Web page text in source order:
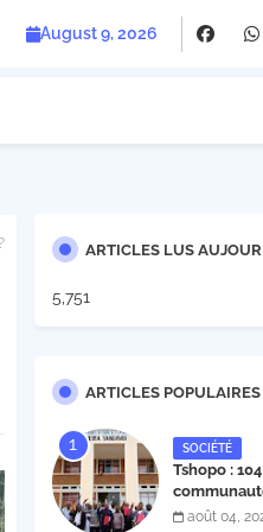
August 9, 2026
ARTICLES LUS
5,751
ARTICLES POPULAIRES
SOCIÉTÉ
Tshopo :
enfin son
août 04,